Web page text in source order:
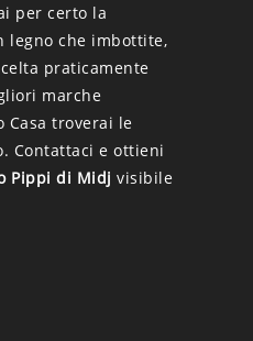
per certo la
legno che imbottite,
praticamente
marche
troverai le
Contattaci e ottieni
Pippi di Midj visibile